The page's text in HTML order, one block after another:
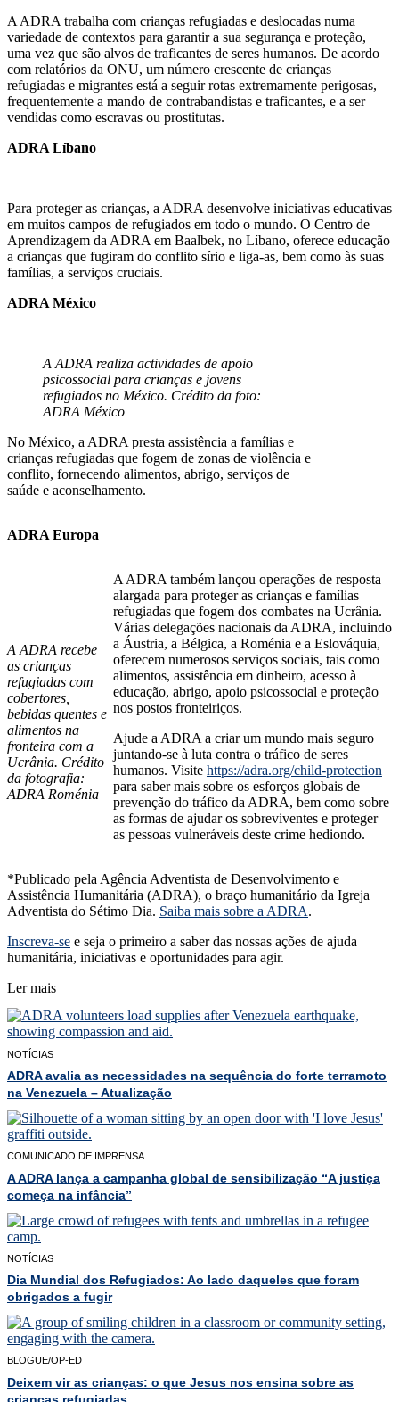
A ADRA trabalha com crianças refugiadas e deslocadas numa
variedade de contextos para garantir a sua segurança e proteção,
uma vez que são alvos de traficantes de seres humanos. De acordo
com relatórios da ONU, um número crescente de crianças
refugiadas e migrantes está a seguir rotas extremamente perigosas,
frequentemente a mando de contrabandistas e traficantes, e a ser
vendidas como escravas ou prostitutas.
ADRA Líbano
Para proteger as crianças, a ADRA desenvolve iniciativas educativas
em muitos campos de refugiados em todo o mundo. O Centro de
Aprendizagem da ADRA em Baalbek, no Líbano, oferece educação
a crianças que fugiram do conflito sírio e liga-as, bem como às suas
famílias, a serviços cruciais.
ADRA México
A ADRA realiza actividades de apoio
psicossocial para crianças e jovens
refugiados no México. Crédito da foto:
ADRA México
No México, a ADRA presta assistência a famílias e
crianças refugiadas que fogem de zonas de violência e
conflito, fornecendo alimentos, abrigo, serviços de
saúde e aconselhamento.
ADRA Europa
A ADRA recebe
as crianças
refugiadas com
cobertores,
bebidas quentes e
alimentos na
fronteira com a
Ucrânia. Crédito
da fotografia:
ADRA Roménia
A ADRA também lançou operações de resposta
alargada para proteger as crianças e famílias
refugiadas que fogem dos combates na Ucrânia.
Várias delegações nacionais da ADRA, incluindo
a Áustria, a Bélgica, a Roménia e a Eslováquia,
oferecem numerosos serviços sociais, tais como
alimentos, assistência em dinheiro, acesso à
educação, abrigo, apoio psicossocial e proteção
nos postos fronteiriços.
Ajude a ADRA a criar um mundo mais seguro
juntando-se à luta contra o tráfico de seres
humanos. Visite https://adra.org/child-protection
para saber mais sobre os esforços globais de
prevenção do tráfico da ADRA, bem como sobre
as formas de ajudar os sobreviventes e proteger
as pessoas vulneráveis deste crime hediondo.
*Publicado pela Agência Adventista de Desenvolvimento e
Assistência Humanitária (ADRA), o braço humanitário da Igreja
Adventista do Sétimo Dia. Saiba mais sobre a ADRA.
Inscreva-se e seja o primeiro a saber das nossas ações de ajuda
humanitária, iniciativas e oportunidades para agir.
Ler mais
NOTÍCIAS
ADRA avalia as necessidades na sequência do forte terramoto
na Venezuela – Atualização
COMUNICADO DE IMPRENSA
A ADRA lança a campanha global de sensibilização “A justiça
começa na infância”
NOTÍCIAS
Dia Mundial dos Refugiados: Ao lado daqueles que foram
obrigados a fugir
BLOGUE/OP-ED
Deixem vir as crianças: o que Jesus nos ensina sobre as